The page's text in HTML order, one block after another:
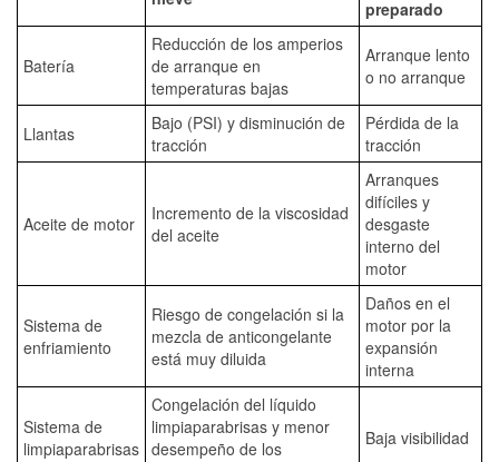
preparado
Batería
Reducción de los amperios
de arranque en
temperaturas bajas
Arranque lento
o no arranque
Llantas
Bajo (PSI) y disminución de
tracción
Pérdida de la
tracción
Aceite de motor
Incremento de la viscosidad
del aceite
Arranques
difíciles y
desgaste
interno del
motor
Sistema de
enfriamiento
Riesgo de congelación si la
mezcla de anticongelante
está muy diluida
Daños en el
motor por la
expansión
interna
Sistema de
limpiaparabrisas
Congelación del líquido
limpiaparabrisas y menor
desempeño de los
Baja visibilidad